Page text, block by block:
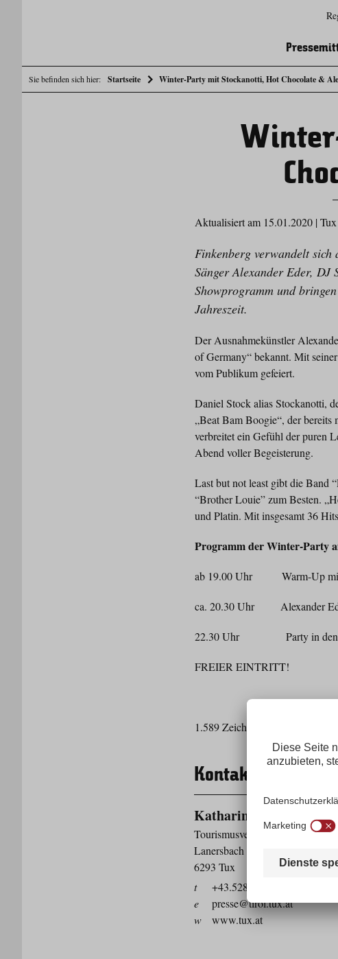
Sie befinden sich hier: Startseite Winter-Party mit Stockanotti, Hot Chocolate &
Aktualisiert am 15.01.2020 |
Finkenberg verwandelt
Sänger Alexander Eder,
Showprogramm und
Jahreszeit.
Der Ausnahmekünstler
of Germany“ bekannt. Mit
vom Publikum gefeiert.
Daniel Stock alias Stockanotti,
„Beat Bam Boogie“, der
verbreitet ein Gefühl der puren
Abend voller Begeisterung.
Last but not least gibt die Band
“Brother Louie” zum Besten.
und Platin. Mit insgesamt 36
Programm der Winter-Party
ab 19.00 Uhr Warm-Up mit
ca. 20.30 Uhr Alexander
22.30 Uhr Party in den
FREIER EINTRITT!
1.589 Zeichen, Abdruck
Kontakt
Katharina Kreidl
Tourismusverband Tux Finkenberg
Lanersbach 401
6293 Tux
t
+43.5287.8506
e
presse@tirol.tux.at
w
www.tux.at